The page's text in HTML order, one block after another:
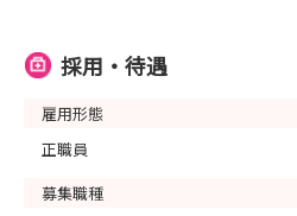
採用・待遇
雇用形態
正職員
募集職種